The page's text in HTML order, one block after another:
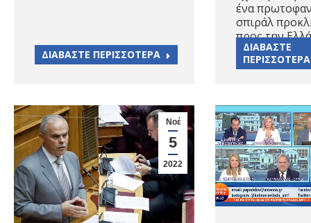
ΔΙΑΒΑΣΤΕ ΠΕΡΙΣΣΟΤΕΡΑ
ένα
σπιράλ
προς την
ΔΙΑΒΑΣΤΕ
ΠΕΡΙΣΣΟΤΕΡΑ
Νοέ
5
2022